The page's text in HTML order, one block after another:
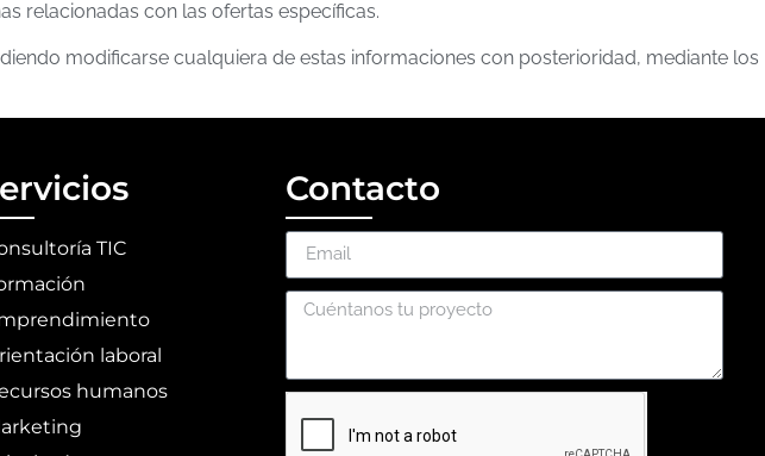
relacionadas con las ofertas específicas.
modificarse cualquiera de estas informaciones con posterioridad, mediante los
TIC
laboral
humanos
Contacto